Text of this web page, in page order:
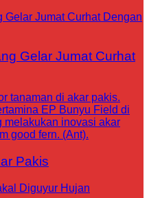
Gelar Jumat Curhat
Pakis